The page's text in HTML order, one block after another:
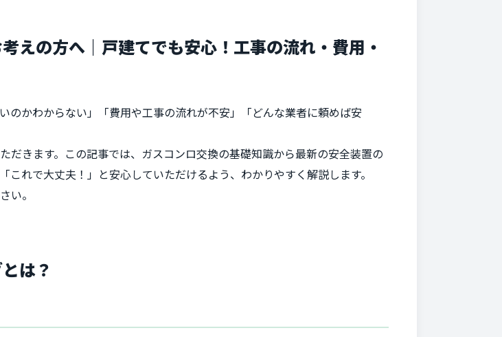
えの方へ｜戸建てでも安心！工事の流れ・費用・
のかわからない」「費用や工事の流れが不安」「どんな業者に頼めば安
きます。この記事では、ガスコンロ交換の基礎知識から最新の安全装置の
れで大丈夫！」と安心していただけるよう、わかりやすく解説します。
い。
は？